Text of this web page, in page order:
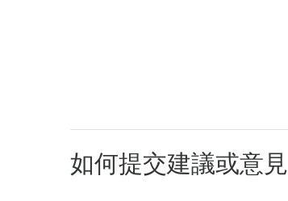
如何提交建議或意見